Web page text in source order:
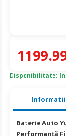
Informatii
Baterie Auto
Performanță
Disponibilitate: In